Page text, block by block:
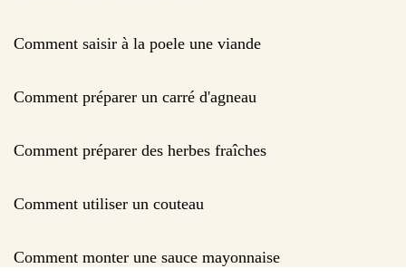
Comment saisir à la poele une viande
Comment préparer un carré d'agneau
Comment préparer des herbes fraîches
Comment utiliser un couteau
Comment monter une sauce mayonnaise